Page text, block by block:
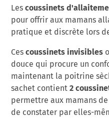
Lescoussinets
pour offrir aux mamans
pratique et discrète lors
Cescoussinets invisibles
douce qui procure un
maintenant la poitrine
sachet contient2
permettre aux mamans
de constater par elles-